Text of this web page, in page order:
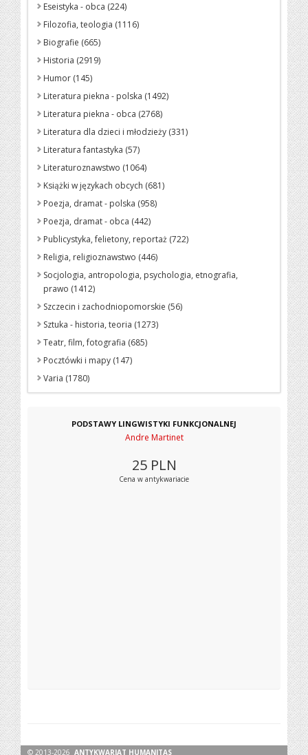
Eseistyka - obca (224)
Filozofia, teologia (1116)
Biografie (665)
Historia (2919)
Humor (145)
Literatura piekna - polska (1492)
Literatura piekna - obca (2768)
Literatura dla dzieci i młodzieży (331)
Literatura fantastyka (57)
Literaturoznawstwo (1064)
Książki w językach obcych (681)
Poezja, dramat - polska (958)
Poezja, dramat - obca (442)
Publicystyka, felietony, reportaż (722)
Religia, religioznawstwo (446)
Socjologia, antropologia, psychologia, etnografia,
prawo (1412)
Szczecin i zachodniopomorskie (56)
Sztuka - historia, teoria (1273)
Teatr, film, fotografia (685)
Pocztówki i mapy (147)
Varia (1780)
PODSTAWY LINGWISTYKI FUNKCJONALNEJ
Andre Martinet
25 PLN
Cena w antykwariacie
© 2013-2026ANTYKWARIAT HUMANITAS